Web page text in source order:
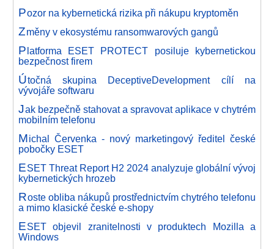
Pozor na kybernetická rizika při nákupu kryptoměn
Změny v ekosystému ransomwarových gangů
Platforma ESET PROTECT posiluje kybernetickou
bezpečnost firem
Útočná skupina DeceptiveDevelopment cílí na
vývojáře softwaru
Jak bezpečně stahovat a spravovat aplikace v chytrém
mobilním telefonu
Michal Červenka - nový marketingový ředitel české
pobočky ESET
ESET Threat Report H2 2024 analyzuje globální vývoj
kybernetických hrozeb
Roste obliba nákupů prostřednictvím chytrého telefonu
a mimo klasické české e-shopy
ESET objevil zranitelnosti v produktech Mozilla a
Windows